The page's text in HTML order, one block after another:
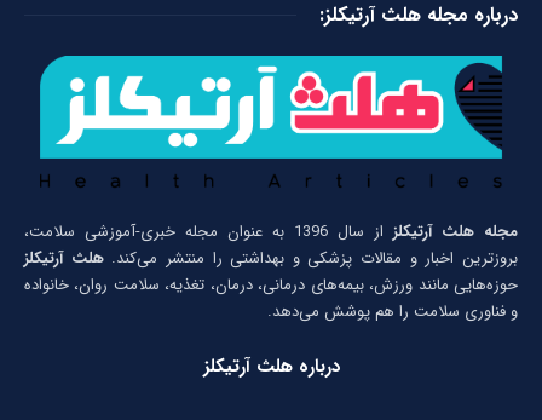
درباره مجله هلث آرتیکلز:
مجله هلث آرتیکلز
از سال 1396 به عنوان مجله خبری-آموزشی سلامت،
بروزترین اخبار و مقالات پزشکی و بهداشتی را منتشر می‌کند.هلث آرتیکلز
حوزه‌هایی مانند ورزش، بیمه‌های درمانی، درمان، تغذیه، سلامت روان، خانواده
و فناوری سلامت را هم پوشش می‌دهد.
درباره هلث آرتیکلز